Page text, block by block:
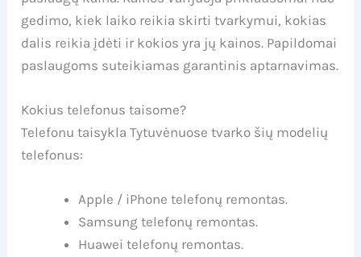
gedimo, kiek laiko reikia skirti tvarkymui, kokias
dalis reikia įdėti ir kokios yra jų kainos. Papildomai
paslaugoms suteikiamas garantinis aptarnavimas.
Kokius telefonus taisome?
Telefonu taisykla Tytuvėnuose tvarko šių modelių
telefonus:
Apple / iPhone telefonų remontas.
Samsung telefonų remontas.
Huawei telefonų remontas.